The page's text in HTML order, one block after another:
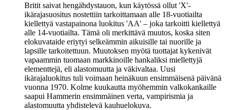
Britit saivat hengähdystauon, kun käytössä ollut 'X'-
ikärajasuositus nostettiin tarkoittamaan alle 18‑vuotiailta
kiellettyä vastapainona luokitus 'AA' – joka tarkoitti kiellettyä
alle 14‑vuotiailta. Tämä oli merkittävä muutos, koska siten
elokuvataide eriytyi selkeämmin aikuisille tai nuorille ja
lapsille tarkoitettuun. Muutoksen myötä tuottajat kykenivät
vapaammin tuomaan markkinoille hankaliksi miellettyjä
elementtejä, eli alastomuutta ja väkivaltaa. Uusi
ikärajaluokitus tuli voimaan heinäkuun ensimmäisenä päivänä
vuonna 1970. Kolme kuukautta myöhemmin valkokankaille
saapui Hammerin ensimmäinen verta, vampirismia ja
alastomuutta yhdistelevä kauhuelokuva.